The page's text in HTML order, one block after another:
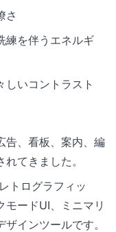
さ
練を伴うエネルギ
しいコントラスト
告、看板、案内、編
てきました。
トログラフィッ
モードUI、ミニマリ
インツールです。